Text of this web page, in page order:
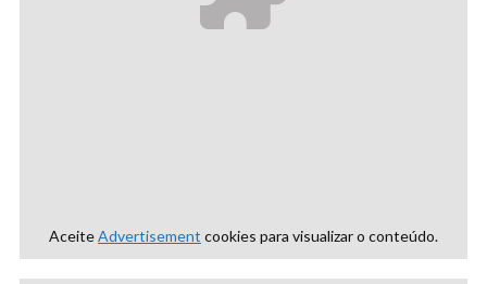
AceiteAdvertisement cookies para visualizar o conteúdo.